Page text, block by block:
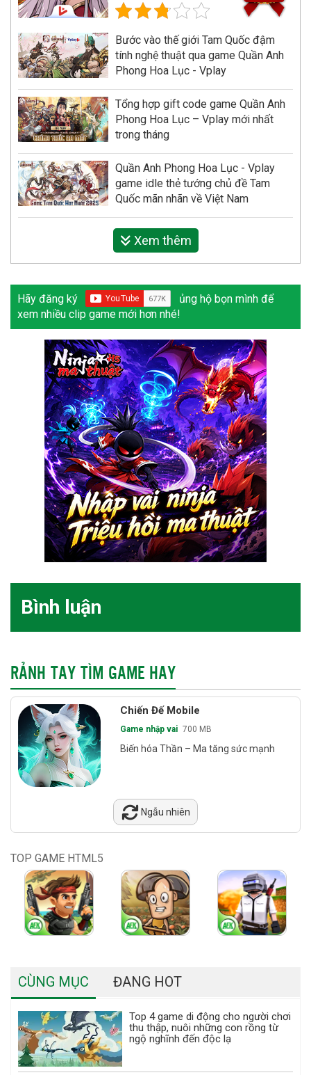
Bước vào thế giới Tam Quốc đậm
tính nghệ thuật qua game Quần Anh
Phong Hoa Lục - Vplay
Tổng hợp gift code game Quần Anh
Phong Hoa Lục – Vplay mới nhất
trong tháng
Quần Anh Phong Hoa Lục - Vplay
game idle thẻ tướng chủ đề Tam
Quốc mãn nhãn về Việt Nam
Xem thêm
Hãy đăng ký
ủng hộ bọn mình để
xem nhiều clip game mới hơn nhé!
Bình luận
RẢNH TAY TÌM GAME HAY
Chiến Đế Mobile
Game nhập vai 700 MB
Biến hóa Thần – Ma tăng sức mạnh
Ngẫu nhiên
TOP GAME HTML5
CÙNG MỤC ĐANG HOT
Top 4 game di động cho người chơi
thu thập, nuôi những con rồng từ
ngộ nghĩnh đến độc lạ